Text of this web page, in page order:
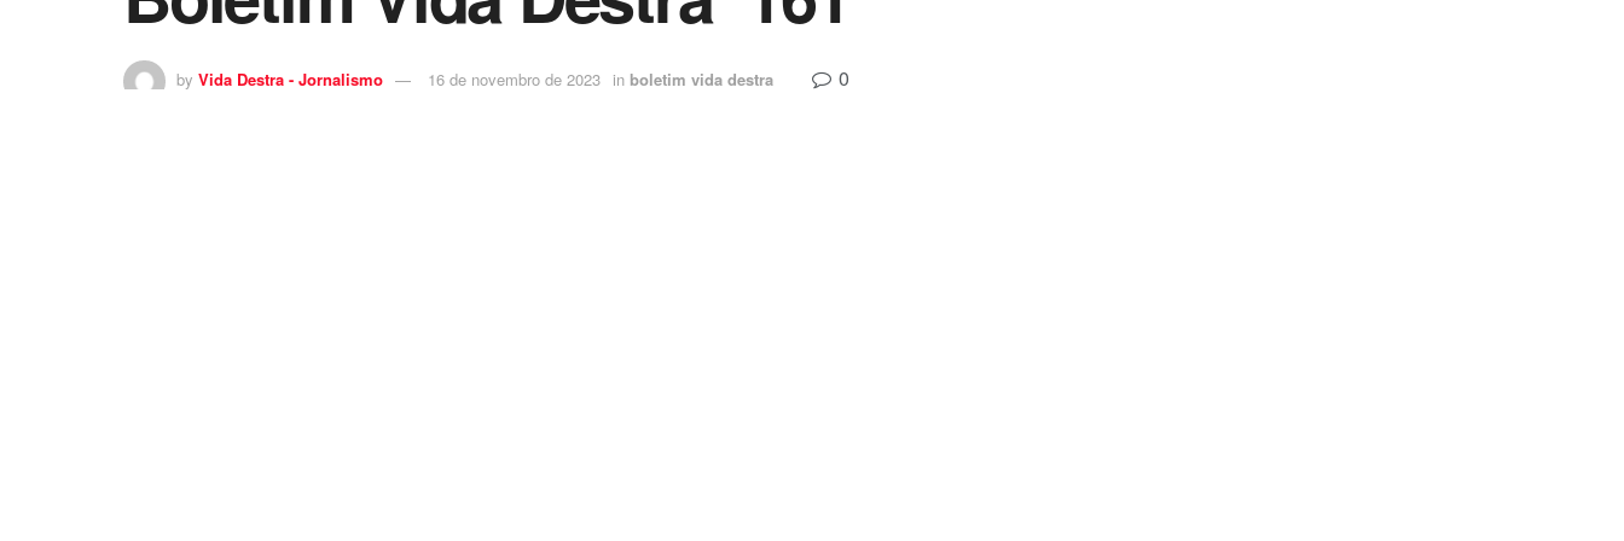
by Vida Destra - Jornalismo 16 de novembro de 2023 in boletim vida destra 0